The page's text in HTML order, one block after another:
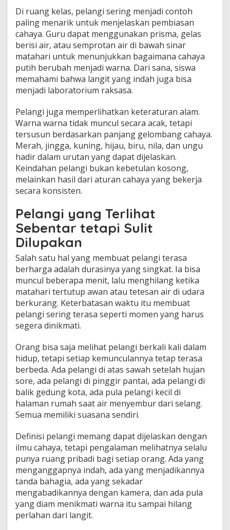
Di ruang kelas, pelangi sering menjadi contoh
paling menarik untuk menjelaskan pembiasan
cahaya. Guru dapat menggunakan prisma, gelas
berisi air, atau semprotan air di bawah sinar
matahari untuk menunjukkan bagaimana cahaya
putih berubah menjadi warna. Dari sana, siswa
memahami bahwa langit yang indah juga bisa
menjadi laboratorium raksasa.
Pelangi juga memperlihatkan keteraturan alam.
Warna warna tidak muncul secara acak, tetapi
tersusun berdasarkan panjang gelombang cahaya.
Merah, jingga, kuning, hijau, biru, nila, dan ungu
hadir dalam urutan yang dapat dijelaskan.
Keindahan pelangi bukan kebetulan kosong,
melainkan hasil dari aturan cahaya yang bekerja
secara konsisten.
Pelangi yang Terlihat
Sebentar tetapi Sulit
Dilupakan
Salah satu hal yang membuat pelangi terasa
berharga adalah durasinya yang singkat. Ia bisa
muncul beberapa menit, lalu menghilang ketika
matahari tertutup awan atau tetesan air di udara
berkurang. Keterbatasan waktu itu membuat
pelangi sering terasa seperti momen yang harus
segera dinikmati.
Orang bisa saja melihat pelangi berkali kali dalam
hidup, tetapi setiap kemunculannya tetap terasa
berbeda. Ada pelangi di atas sawah setelah hujan
sore, ada pelangi di pinggir pantai, ada pelangi di
balik gedung kota, ada pula pelangi kecil di
halaman rumah saat air menyembur dari selang.
Semua memiliki suasana sendiri.
Definisi pelangi memang dapat dijelaskan dengan
ilmu cahaya, tetapi pengalaman melihatnya selalu
punya ruang pribadi bagi setiap orang. Ada yang
menganggapnya indah, ada yang menjadikannya
tanda bahagia, ada yang sekadar
mengabadikannya dengan kamera, dan ada pula
yang diam menikmati warna itu sampai hilang
perlahan dari langit.